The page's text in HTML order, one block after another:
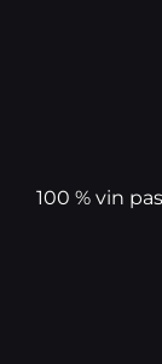
100 % vin